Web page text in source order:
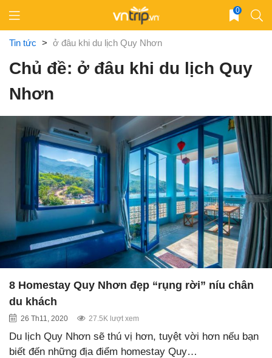
content
0
Tin tức > ở đâu khi du lịch Quy Nhơn
Chủ đề: ở đâu khi du lịch Quy
Nhơn
8 Homestay Quy Nhơn đẹp “rụng rời” níu chân
du khách
26 Th11, 2020 27.5K lượt xem
Du lịch Quy Nhơn sẽ thú vị hơn, tuyệt vời hơn nếu bạn
biết đến những địa điểm homestay Quy…